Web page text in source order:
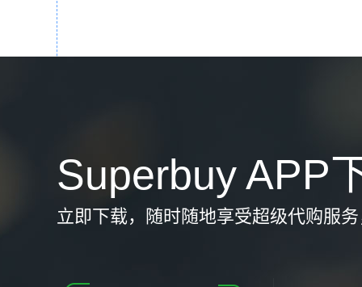
Superbuy APP
立即下载，随时随地享受超级代购服